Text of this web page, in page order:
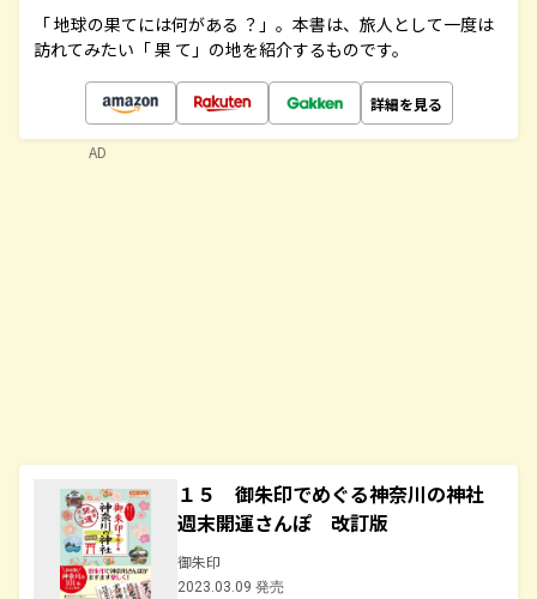
「 地球の果てには何がある ？」。本書は、旅人として一度は
訪れてみたい「 果 て」の地を紹介するものです。
詳細を見る
１５ 御朱印でめぐる神奈川の神社
週末開運さんぽ 改訂版
御朱印
2023.03.09 発売
AD